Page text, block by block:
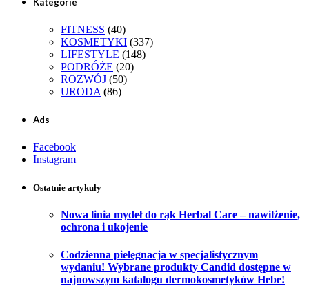
FITNESS (40)
KOSMETYKI (337)
LIFESTYLE (148)
PODRÓŻE (20)
ROZWÓJ (50)
URODA (86)
Ads
Facebook
Instagram
Ostatnie artykuły
Nowa linia mydeł do rąk Herbal Care – nawilżenie,
ochrona i ukojenie
Codzienna pielęgnacja w specjalistycznym
wydaniu! Wybrane produkty Candid dostępne w
najnowszym katalogu dermokosmetyków Hebe!